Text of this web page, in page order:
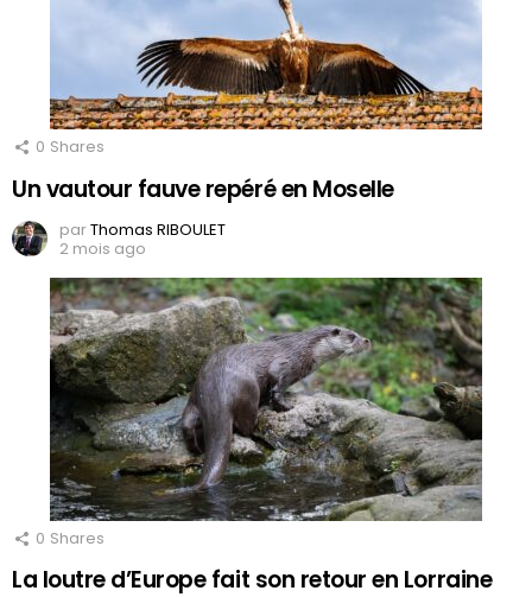
0 Shares
Un vautour fauve repéré en Moselle
parThomas RIBOULET
2 mois ago
0 Shares
La loutre d’Europe fait son retour en Lorraine